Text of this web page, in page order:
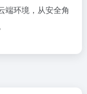
端环境，从安全角